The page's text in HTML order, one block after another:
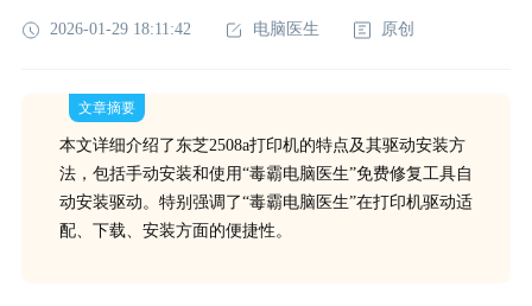
2026-01-29 18:11:42 电脑医生 原创
文章摘要
本文详细介绍了东芝2508a打印机的特点及其驱动安装方
法，包括手动安装和使用“毒霸电脑医生”免费修复工具自
动安装驱动。特别强调了“毒霸电脑医生”在打印机驱动适
配、下载、安装方面的便捷性。